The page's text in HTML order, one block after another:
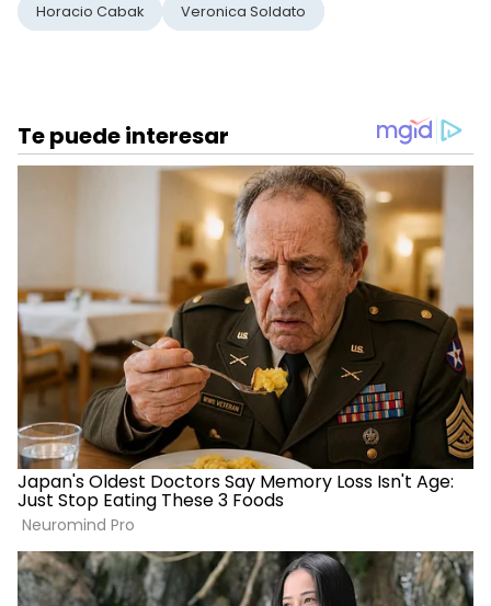
Horacio Cabak Veronica Soldato